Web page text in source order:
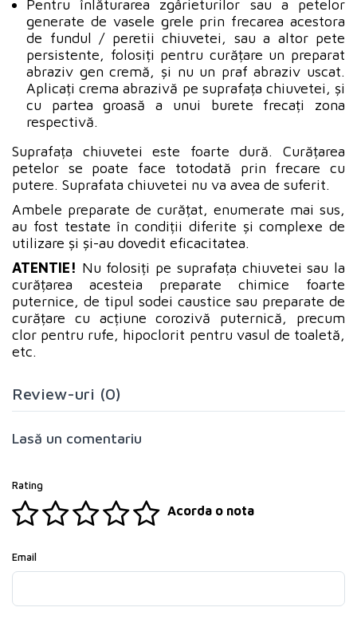
Pentru înlăturarea zgârieturilor sau a petelor
generate de vasele grele prin frecarea acestora
de fundul / peretii chiuvetei, sau a altor pete
persistente, folosiți pentru curățare un preparat
abraziv gen cremă, și nu un praf abraziv uscat.
Aplicați crema abrazivă pe suprafața chiuvetei, și
cu partea groasă a unui burete frecați zona
respectivă.
Suprafața chiuvetei este foarte dură. Curățarea
petelor se poate face totodată prin frecare cu
putere. Suprafata chiuvetei nu va avea de suferit.
Ambele preparate de curățat, enumerate mai sus,
au fost testate în condiții diferite și complexe de
utilizare și și-au dovedit eficacitatea.
ATENTIE! Nu folosiți pe suprafața chiuvetei sau la
curățarea acesteia preparate chimice foarte
puternice, de tipul sodei caustice sau preparate de
curățare cu acțiune corozivă puternică, precum
clor pentru rufe, hipoclorit pentru vasul de toaletă,
etc.
Review-uri (0)
Lasă un comentariu
Rating
Acorda o nota
Email